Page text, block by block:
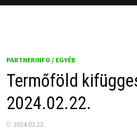
PARTNERINFO / EGYÉB
Termőföld
2024.02.22.
2024.02.22.